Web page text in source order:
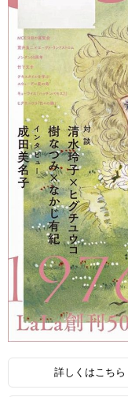
詳しくはこちら